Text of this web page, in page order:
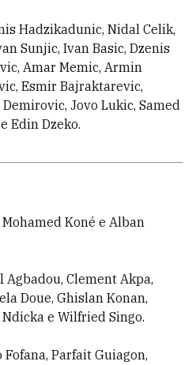
Hadzikadunic, Nidal Celik,
Sunjic, Ivan Basic, Dzenis
Amar Memic, Armin
Esmir Bajraktarevic,
Jovo Lukic, Samed
Edin Dzeko.
Koné e Alban
Agbadou, Clement Akpa,
Doue, Ghislan Konan,
e Wilfried Singo.
Fofana, Parfait Guiagon,